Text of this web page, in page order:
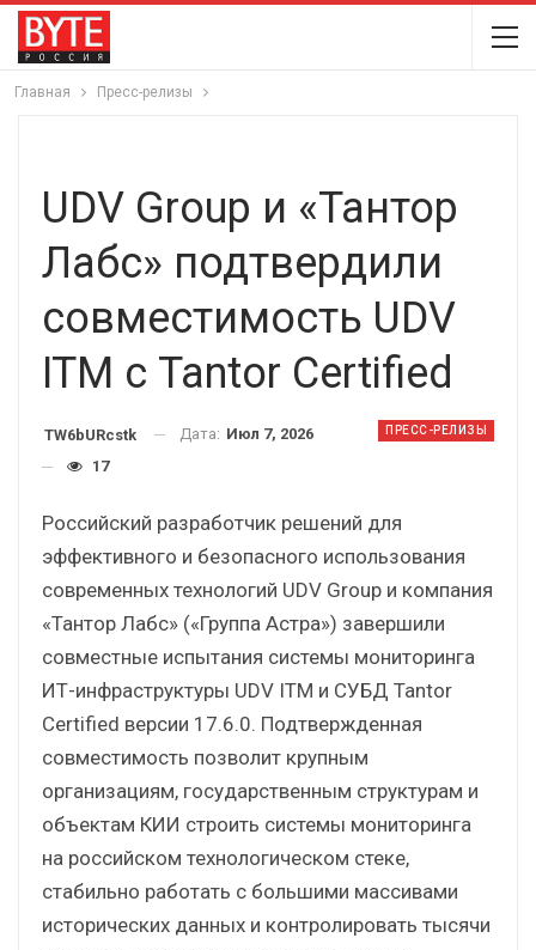
Главная Пресс-релизы
UDV Group и «Тантор
Лабс» подтвердили
совместимость UDV
ITM с Tantor Certified
ПРЕСС-РЕЛИЗЫ
TW6bURcstk Дата: Июл 7, 2026
17
Российский разработчик решений для
эффективного и безопасного использования
современных технологий UDV Group и компания
«Тантор Лабс» («Группа Астра») завершили
совместные испытания системы мониторинга
ИТ-инфраструктуры UDV ITM и СУБД Tantor
Certified версии 17.6.0. Подтвержденная
совместимость позволит крупным
организациям, государственным структурам и
объектам КИИ строить системы мониторинга
на российском технологическом стеке,
стабильно работать с большими массивами
исторических данных и контролировать тысячи